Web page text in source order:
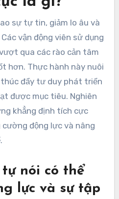
sự tự tin, giảm lo âu và
vận động viên sử dụng
qua các rào cản tâm
hơn. Thực hành này nuôi
đẩy tư duy phát triển
được mục tiêu. Nghiên
khẳng định tích cực
động lực và nâng
nói có thể
lực và sự tập